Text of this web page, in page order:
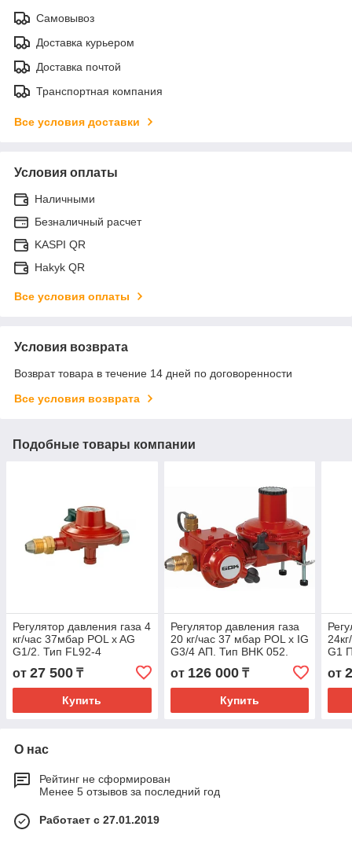
Самовывоз
Доставка курьером
Доставка почтой
Транспортная компания
Все условия доставки
Условия оплаты
Наличными
Безналичный расчет
KASPI QR
Hakyk QR
Все условия оплаты
Условия возврата
Возврат товара в течение 14 дней по договоренности
Все условия возврата
Подобные товары компании
Регулятор давления газа 4
кг/час 37мбар POL x AG
G1/2. Тип FL92-4
от 27 500 ₸
Купить
Регулятор давления газа
20 кг/час 37 мбар POL x IG
G3/4 АП. Тип BHK 052.
от 126 000₸
Купить
G1
от
О нас
Рейтинг не сформирован
Менее 5 отзывов за последний год
Работает с 27.01.2019